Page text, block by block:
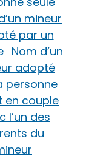
mineur
par un
Nom d’un
adopté
personne
en couple
l’un des
du